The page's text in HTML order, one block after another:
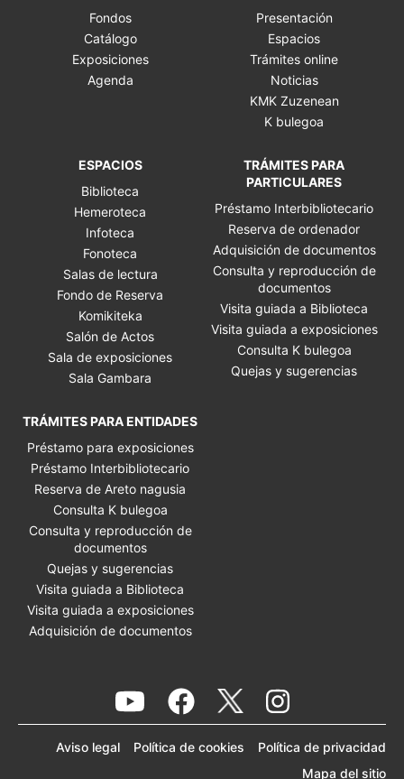
Fondos
Catálogo
Exposiciones
Agenda
Presentación
Espacios
Trámites online
Noticias
KMK Zuzenean
K bulegoa
ESPACIOS
Biblioteca
Hemeroteca
Infoteca
Fonoteca
Salas de lectura
Fondo de Reserva
Komikiteka
Salón de Actos
Sala de exposiciones
Sala Gambara
TRÁMITES PARA
PARTICULARES
Préstamo Interbibliotecario
Reserva de ordenador
Adquisición de documentos
Consulta y reproducción de
documentos
Visita guiada a Biblioteca
Visita guiada a exposiciones
Consulta K bulegoa
Quejas y sugerencias
TRÁMITES PARA ENTIDADES
Préstamo para exposiciones
Préstamo Interbibliotecario
Reserva de Areto nagusia
Consulta K bulegoa
Consulta y reproducción de
documentos
Quejas y sugerencias
Visita guiada a Biblioteca
Visita guiada a exposiciones
Adquisición de documentos
Youtube KMK
Facebook KMK
Twitter KMK
Aviso legal Política de cookies
Política de privacidad
Mapa del sitio